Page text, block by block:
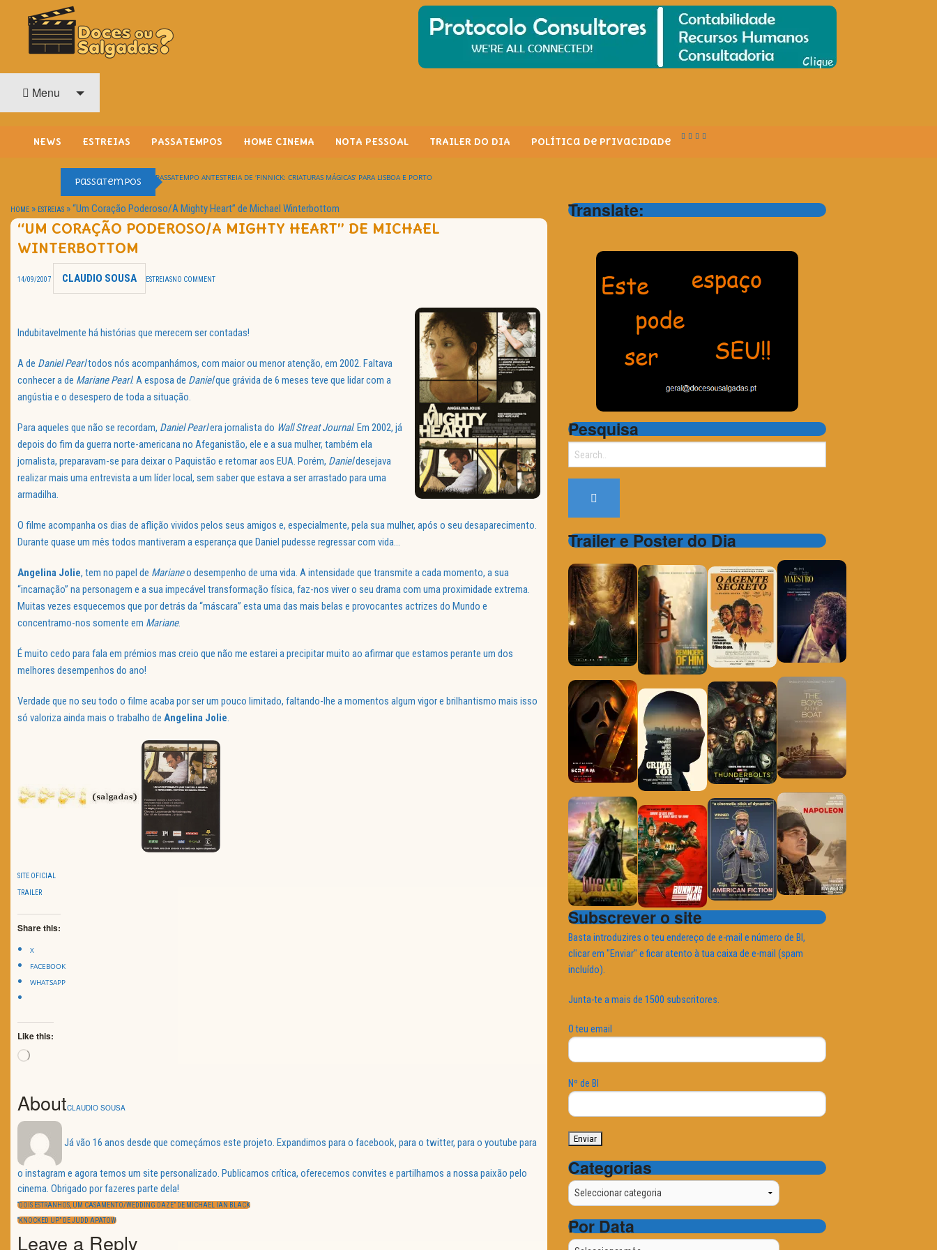
O Cinema? Uma Paixão!!
Menu
NEWS ESTREIAS PASSATEMPOS HOME CINEMA NOTA PESSOAL TRAILER DO DIA Política de Privacidade
Passatempos PASSATEMPO ANTESTREIA DE ‘FINNICK: CRIATURAS MÁGICAS’ PARA LISBOA E PORTO
HOME » ESTREIAS »“Um Coração Poderoso/A Mighty Heart” de Michael Winterbottom
“UM CORAÇÃO PODEROSO/A MIGHTY HEART” DE MICHAEL
WINTERBOTTOM
14/09/2007 CLAUDIO SOUSA ESTREIASNO COMMENT
Indubitavelmente há histórias que merecem ser contadas!
A de Daniel Pearltodos nós acompanhámos, com maior ou menor atenção, em 2002. Faltava
conhecer a de Mariane Pearl. A esposa de Danielque grávida de 6 meses teve que lidar com a
angústia e o desespero de toda a situação.
Para aqueles que não se recordam, Daniel Pearlera jornalista do Wall Streat Journal. Em 2002, já
depois do fim da guerra norte-americana no Afeganistão, ele e a sua mulher, também ela
jornalista, preparavam-se para deixar o Paquistão e retornar aos EUA. Porém, Danieldesejava
realizar mais uma entrevista a um líder local, sem saber que estava a ser arrastado para uma
armadilha.
O filme acompanha os dias de aflição vividos pelos seus amigos e, especialmente, pela sua mulher, após o seu desaparecimento.
Durante quase um mês todos mantiveram a esperança que Daniel pudesse regressar com vida…
Angelina Jolie, tem no papel de Marianeo desempenho de uma vida. A intensidade que transmite a cada momento, a sua
“incarnação” na personagem e a sua impecável transformação física, faz-nos viver o seu drama com uma proximidade extrema.
Muitas vezes esquecemos que por detrás da “máscara” esta uma das mais belas e provocantes actrizes do Mundo e
concentramo-nos somente em Mariane.
É muito cedo para fala em prémios mas creio que não me estarei a precipitar muito ao afirmar que estamos perante um dos
melhores desempenhos do ano!
Verdade que no seu todo o filme acaba por ser um pouco limitado, faltando-lhe a momentos algum vigor e brilhantismo mais isso
só valoriza ainda mais o trabalho de Angelina Jolie.
SITE OFICIAL
TRAILER
Share this:
X
FACEBOOK
WHATSAPP
Like this:
Loading…
AboutCLAUDIO SOUSA
Já vão 16 anos desde que começámos este projeto. Expandimos para o facebook, para o twitter, para o youtube para
o instagram e agora temos um site personalizado. Publicamos crítica, oferecemos convites e partilhamos a nossa paixão pelo
cinema. Obrigado por fazeres parte dela!
Navegação
de
artigos
PREVIOUS
“DOIS ESTRANHOS, UM CASAMENTO/WEDDING DAZE” DE MICHAEL IAN BLACK
NEXT
“KNOCKED UP” DE JUDD APATOW
Leave a Reply
Translate:
Pesquisa
Trailer e Poster do Dia
Subscrever o site
Basta introduzires o teu endereço de e-mail e número de BI,
clicar em "Enviar" e ficar atento à tua caixa de e-mail (spam
incluído).
Junta-te a mais de 1500 subscritores.
O teu email
Nº de BI
Categorias
Categorias
Por Data
Por